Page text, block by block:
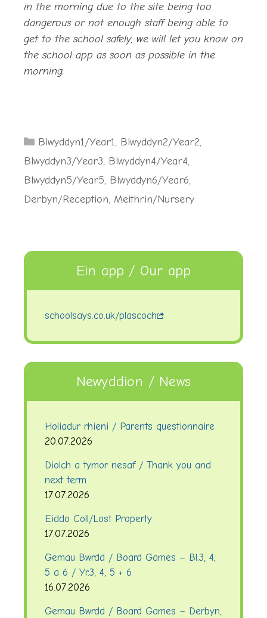
in the morning due to the site being too
dangerous or not enough staff being able to
get to the school safely, we will let you know on
the school app as soon as possible in the
morning.
Categories
Blwyddyn1/Year1, Blwyddyn2/Year2,
Blwyddyn3/Year3, Blwyddyn4/Year4,
Blwyddyn5/Year5, Blwyddyn6/Year6,
Derbyn/Reception, Meithrin/Nursery
Ein app / Our app
schoolsays.co.uk/plascoch
Newyddion / News
Holiadur rhieni / Parents questionnaire
20.07.2026
Diolch a tymor nesaf / Thank you and
next term
17.07.2026
Eiddo Coll/Lost Property
17.07.2026
Gemau Bwrdd / Board Games – Bl.3, 4,
5 a 6 / Yr.3, 4, 5 + 6
16.07.2026
Gemau Bwrdd / Board Games – Derbyn,